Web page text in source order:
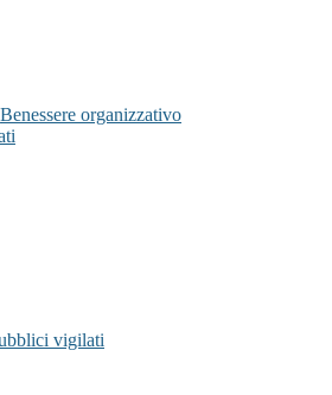
Benessere organizzativo
vigilati